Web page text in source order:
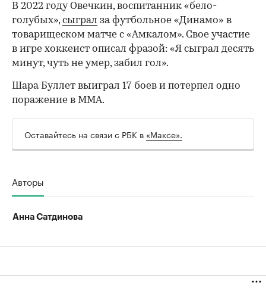
00:00 / 00:00
В 2022 году Овечкин, воспитанник «бело-
голубых»,сыграл за футбольное «Динамо» в
товарищеском матче с «Амкалом». Свое участие
в игре хоккеист описал фразой: «Я сыграл десять
минут, чуть не умер, забил гол».
Шара Буллет выиграл 17 боев и потерпел одно
поражение в ММА.
Оставайтесь на связи с РБК в «Максе».
Авторы
Анна Сатдинова